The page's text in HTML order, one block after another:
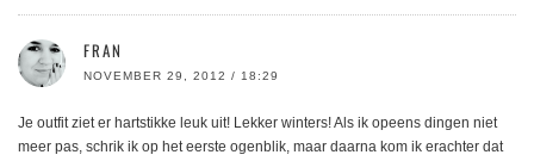
FRAN
NOVEMBER 29, 2012 / 18:29
Je outfit ziet er hartstikke leuk uit! Lekker winters! Als ik opeens dingen niet
meer pas, schrik ik op het eerste ogenblik, maar daarna kom ik erachter dat